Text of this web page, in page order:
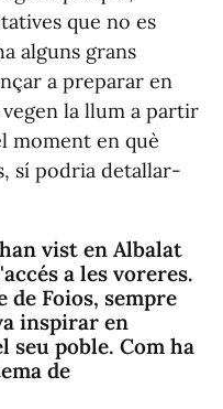
que no es
alguns grans
a preparar en
la llum a partir
moment en què
sí podria detallar-
vist en Albalat
a les voreres.
de Foios, sempre
inspirar en
poble. Com ha
de